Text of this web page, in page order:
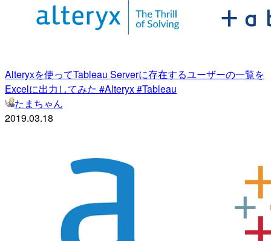
Alteryxを使ってTableau Serverに存在するユーザーの一覧を
Excelに出力してみた #Alteryx #Tableau
たまちゃん
2019.03.18